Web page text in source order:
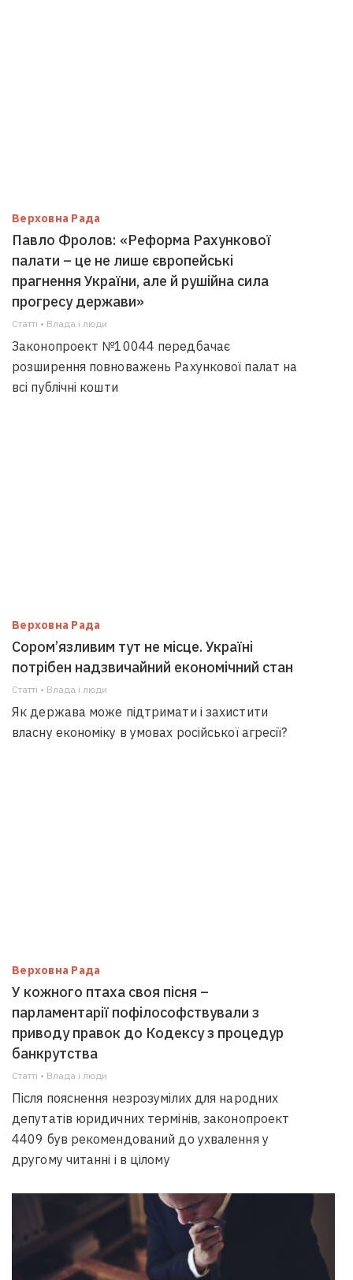
Верховна Рада
Павло Фролов: «Реформа Рахункової
палати – це не лише європейські
прагнення України, але й рушійна сила
прогресу держави»
Статті • Влада i люди
Законопроект №10044 передбачає
розширення повноважень Рахункової палат на
всі публічні кошти
Верховна Рада
Сором’язливим тут не місце. Україні
потрібен надзвичайний економічний стан
Статті • Влада i люди
Як держава може підтримати і захистити
власну економіку в умовах російської агресії?
Верховна Рада
У кожного птаха своя пісня –
парламентарії пофілософствували з
приводу правок до Кодексу з процедур
банкрутства
Статті • Влада i люди
Після пояснення незрозумілих для народних
депутатів юридичних термінів, законопроект
4409 був рекомендований до ухвалення у
другому читанні і в цілому